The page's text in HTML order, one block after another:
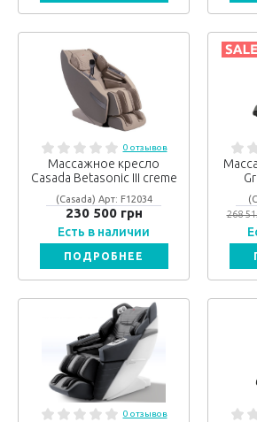
0 отзывов
Массажное кресло
Casada Betasonic III creme
(Casada) Арт: F12034
230 500 грн
Есть в наличии
ПОДРОБНЕЕ
268
0 отзывов